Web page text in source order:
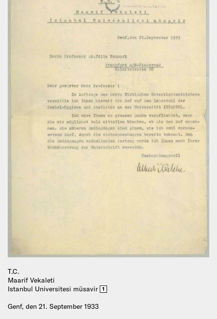
T.C.
Maarif Vekaleti
Istanbul Universitesi müsavir
1
Genf, den 21. September 1933